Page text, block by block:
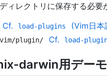
ィレクトリに保存する必
Cf. load-plugins
(Vim日本
plugin/ Cf. load-
darwin用デー